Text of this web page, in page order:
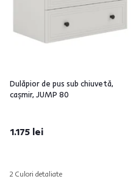
Dulăpior de pus sub chiuvetă,
caşmir, JUMP 80
1.175 lei
2 Culori detaliate